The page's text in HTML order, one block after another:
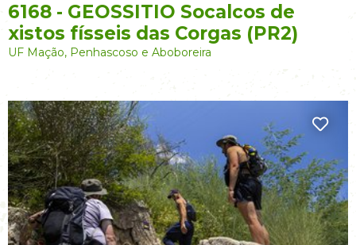
6168 - GEOSSITIO Socalcos de
xistos físseis das Corgas (PR2)
UF Mação, Penhascoso e Aboboreira